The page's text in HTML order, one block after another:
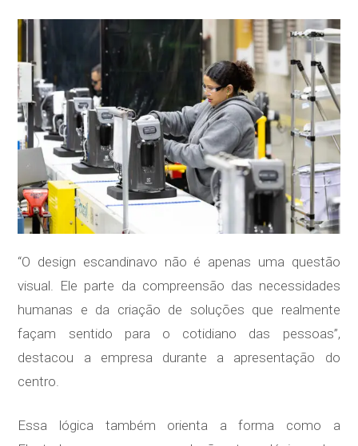
“O design escandinavo não é apenas uma questão
visual. Ele parte da compreensão das necessidades
humanas e da criação de soluções que realmente
façam sentido para o cotidiano das pessoas”,
destacou a empresa durante a apresentação do
centro.
Essa lógica também orienta a forma como a